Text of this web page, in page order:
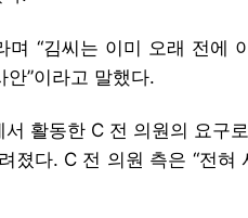
확보하고도 수개월 동안 B
타났다. 남 변호사 진술이